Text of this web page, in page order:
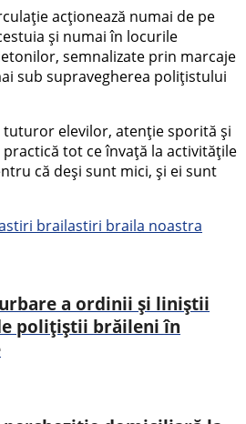
acţionează numai de pe
şi numai în locurile
semnalizate prin marcaje
sub supravegherea poliţistului
tuturor elevilor, atenție sporită și
tot ce învață la activitățile
că deși sunt mici, și ei sunt
stiri brailastiri braila noastra
a ordinii și liniștii
polițiștii brăileni în